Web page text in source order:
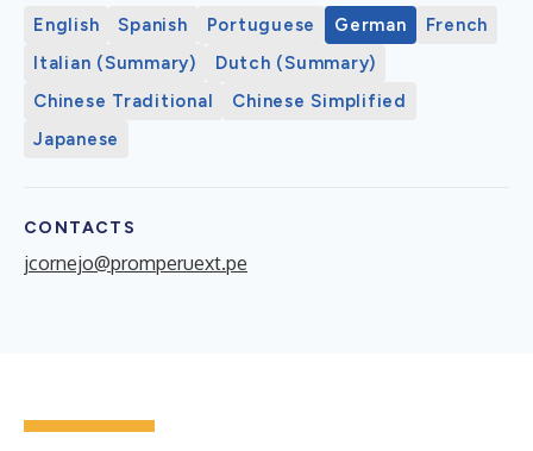
English Spanish Portuguese German
French
Italian (Summary)
Dutch (Summary)
Chinese Traditional
Chinese Simplified
Japanese
CONTACTS
jcornejo@promperuext.pe